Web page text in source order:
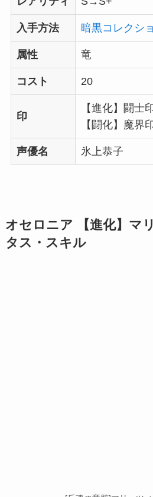
入手方法 暗黒コレクシ
属性 竜
コスト 20
印
【進化】闘士
【闘化】魔界
声優名 氷上恭子
オセロニア 【進化】マ
タス・スキル